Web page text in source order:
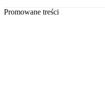
Promowane treści